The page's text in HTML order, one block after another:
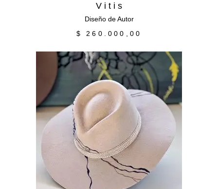
V i t i s
Diseño de Autor
$
260.000,00
Añadir al carrito